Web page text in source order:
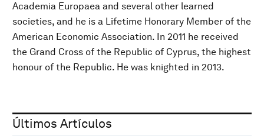
Academia Europaea and several other learned
societies, and he is a Lifetime Honorary Member of the
American Economic Association. In 2011 he received
the Grand Cross of the Republic of Cyprus, the highest
honour of the Republic. He was knighted in 2013.
Últimos Artículos